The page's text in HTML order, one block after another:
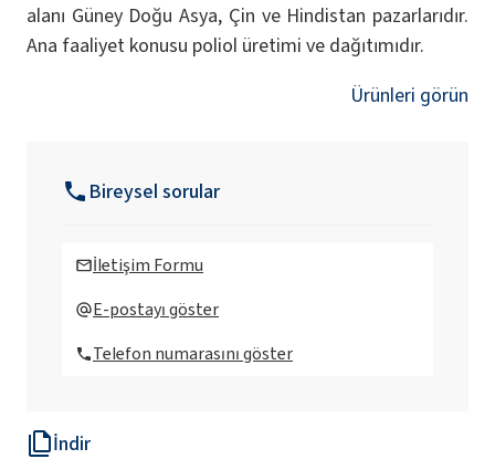
İndir
alanı Güney Doğu Asya, Çin ve Hindistan pazarlarıdır.
Ana faaliyet konusu poliol üretimi ve dağıtımıdır.
Ürünleri görün
Bireysel sorular
İletişim Formu
E-postayı göster
Telefon numarasını göster